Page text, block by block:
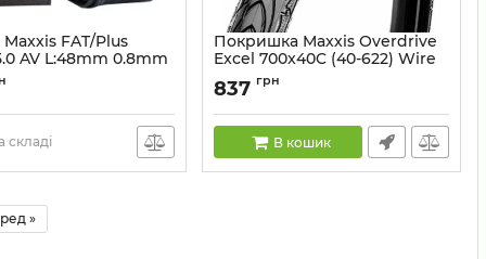
FAT/Plus
AV L:48mm 0.8mm
4717784040233
складі
Покришка Maxxis Overdrive
Excel 700x40C (40-622) Wire
60TPI SC SilkShield
Артикул:
837 грн
В кошик
»